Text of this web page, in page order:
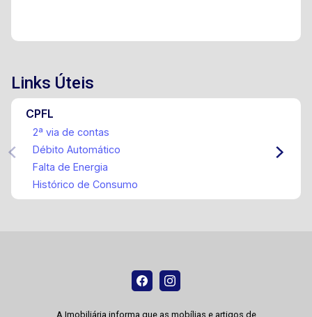
Links Úteis
CPFL
2ª via de contas
Débito Automático
Falta de Energia
Histórico de Consumo
A Imobiliária informa que as mobílias e artigos de